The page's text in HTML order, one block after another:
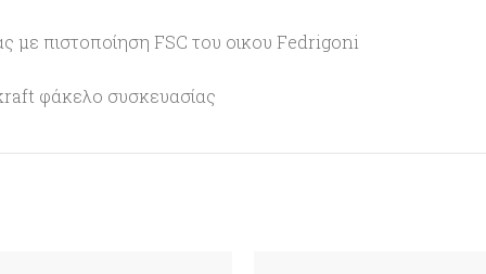
με πιστοποίηση FSC του οικου Fedrigoni
φάκελο συσκευασίας